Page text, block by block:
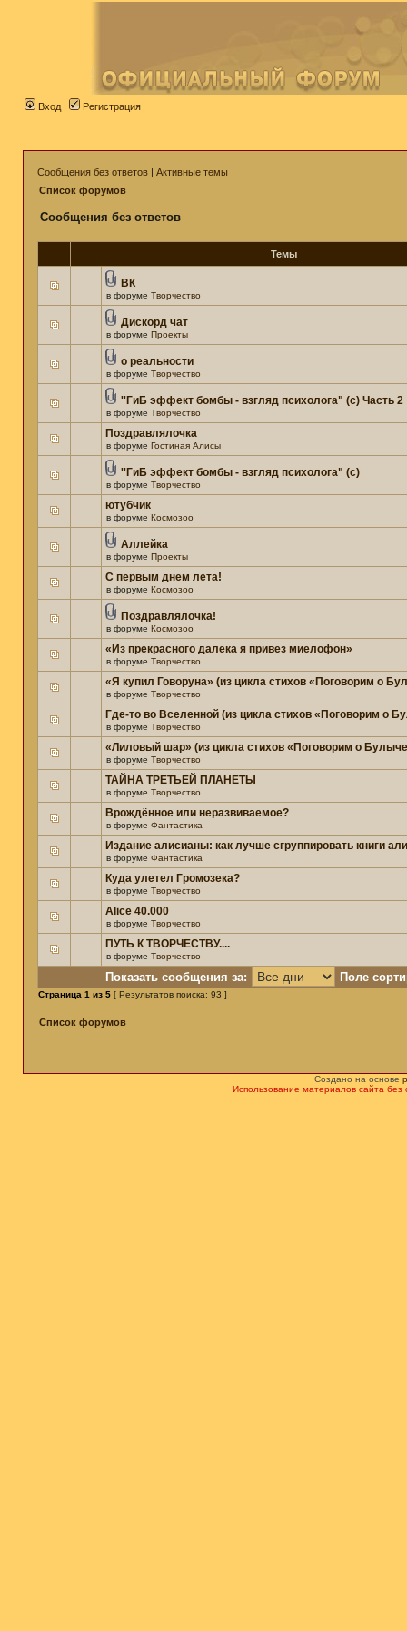
Вход Регистрация
Сообщения без ответов | Активные темы
Список форумов
Сообщения без ответов
Темы
ВК
в форуме Творчество
Дискорд чат
в форуме Проекты
о реальности
в форуме Творчество
''ГиБ эффект бомбы - взгляд психолога" (c) Часть 2
в форуме Творчество
Поздравлялочка
в форуме Гостиная Алисы
''ГиБ эффект бомбы - взгляд психолога" (c)
в форуме Творчество
ютубчик
в форуме Космозоо
Аллейка
в форуме Проекты
С первым днем лета!
в форуме Космозоо
Поздравлялочка!
в форуме Космозоо
«Из прекрасного далека я привез миелофон»
в форуме Творчество
«Я купил Говоруна» (из цикла стихов «Поговорим о
в форуме Творчество
Где-то во Вселенной (из цикла стихов «Поговорим о
в форуме Творчество
«Лиловый шар» (из цикла стихов «Поговорим о
в форуме Творчество
ТАЙНА ТРЕТЬЕЙ ПЛАНЕТЫ
в форуме Творчество
Врождённое или неразвиваемое?
в форуме Фантастика
Издание алисианы: как лучше сгруппировать книги
в форуме Фантастика
Куда улетел Громозека?
в форуме Творчество
Alice 40.000
в форуме Творчество
ПУТЬ К ТВОРЧЕСТВУ....
в форуме Творчество
Показать сообщения за: Поле
Страница 1 из 5 [ Результатов поиска: 93 ]
Список форумов
Создано на основе
Использование материалов сайта